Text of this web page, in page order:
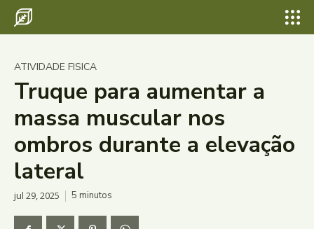
ATIVIDADE FISICA
Truque para aumentar a
massa muscular nos
ombros durante a elevação
lateral
jul 29, 2025 5 minutos